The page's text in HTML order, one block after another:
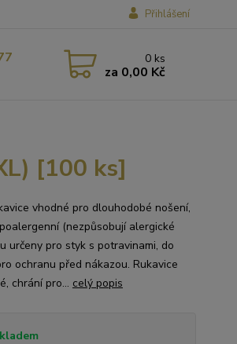
Přihlášení
0 ks
za 0,00 Kč
[100 ks]
vhodné pro dlouhodobé nošení,
(nezpůsobují alergické
určeny pro styk s potravinami, do
ochranu před nákazou. Rukavice
chrání pro... celý popis